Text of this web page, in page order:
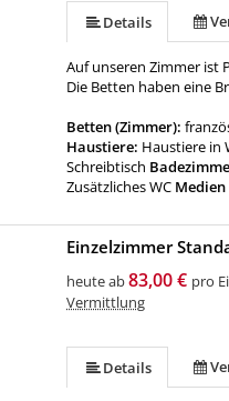
Details
Auf unseren Zimmer ist
Die Betten haben eine
Betten (Zimmer):
Haustiere: Haustiere in
Schreibtisch
Zusätzliches WC
Einzelzimmer
heute ab83,00 € pro
Vermittlung
Details